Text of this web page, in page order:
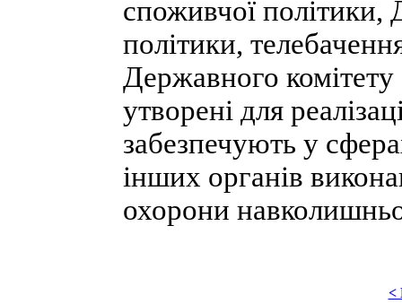
споживчої політики,
політики,
Державного
утворені для
забезпечують у
інших органів
охорони
<